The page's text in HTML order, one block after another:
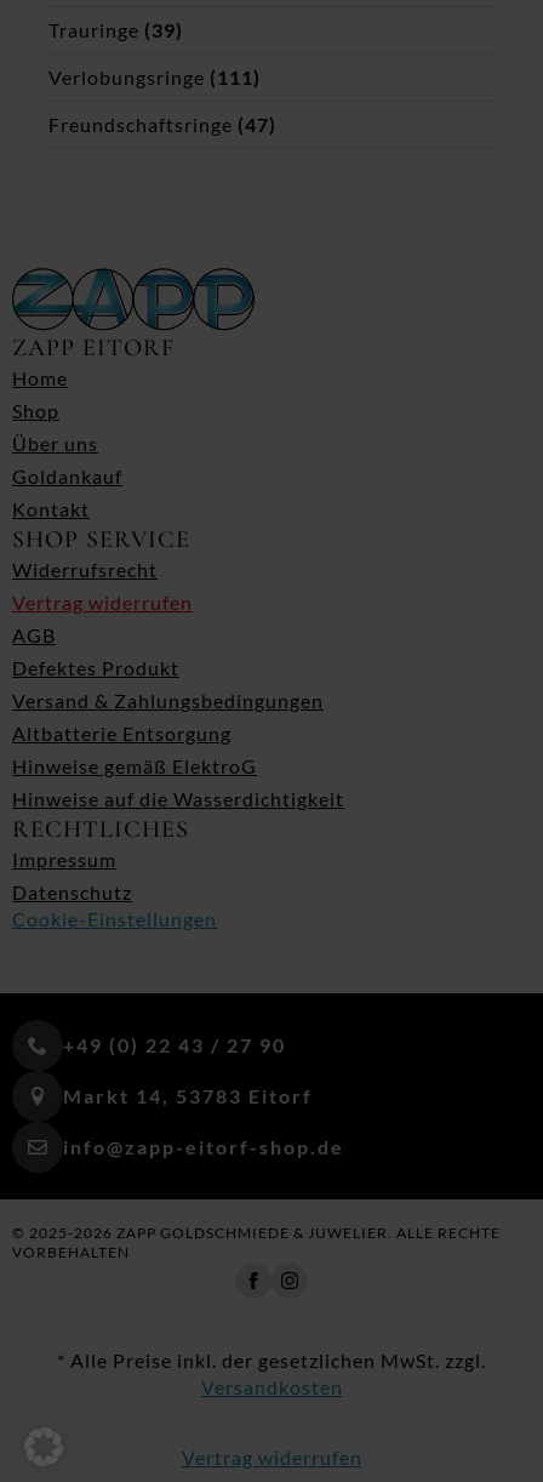
Trauringe (39)
Verlobungsringe (111)
Freundschaftsringe (47)
ZAPP EITORF
Home
Shop
Über uns
Goldankauf
Kontakt
SHOP SERVICE
Widerrufsrecht
Vertrag widerrufen
AGB
Defektes Produkt
Versand & Zahlungsbedingungen
Altbatterie Entsorgung
Hinweise gemäß ElektroG
Hinweise auf die Wasserdichtigkeit
RECHTLICHES
Impressum
Datenschutz
Cookie-Einstellungen
+49 (0) 22 43 / 27 90
Markt 14, 53783 Eitorf
info@zapp-eitorf-shop.de
© 2025-2026 ZAPP GOLDSCHMIEDE & JUWELIER. ALLE RECHTE
VORBEHALTEN
* Alle Preise inkl. der gesetzlichen MwSt. zzgl.
Versandkosten
Vertrag widerrufen